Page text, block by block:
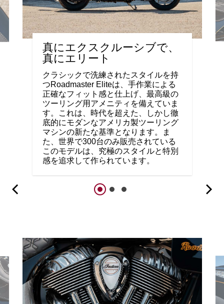
真にエクスクルーシブで、
真にエリート
クラシックで洗練されたスタイルを持
つRoadmaster Eliteは、手作業による
正確なフィット感と仕上げ、最高級の
ツーリング用アメニティを備えていま
す。これは、時代を超えた、しかし徹
底的にモダンなアメリカ製ツーリング
マシンの新たな基準となります。ま
た、世界で300台のみ販売されている
このモデルは、究極のスタイルと特別
感を追求して作られています。